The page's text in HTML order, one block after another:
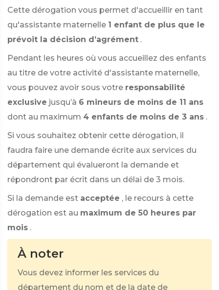
Cette dérogation vous permet d'accueillir en tant
qu'assistante maternelle 1 enfant de plus que le
prévoit la décision d’agrément .
Pendant les heures où vous accueillez des enfants
au titre de votre activité d'assistante maternelle,
vous pouvez avoir sous votre responsabilité
exclusive jusqu’à 6 mineurs de moins de 11 ans
dont au maximum 4 enfants de moins de 3 ans .
Si vous souhaitez obtenir cette dérogation, il
faudra faire une demande écrite aux services du
département qui évalueront la demande et
répondront par écrit dans un délai de 3 mois.
Si la demande est acceptée , le recours à cette
dérogation est au maximum de 50 heures par
mois .
À noter
Vous devez informer les services du
département du nom et de la date de